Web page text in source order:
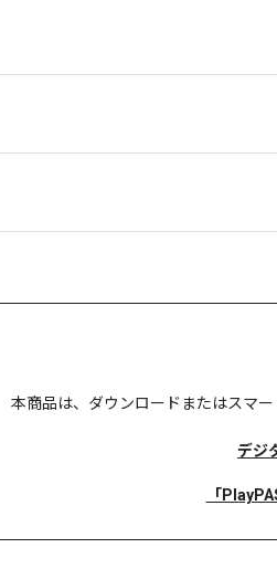
本商品は、 ダウンロードまたはスマー
デジ
「